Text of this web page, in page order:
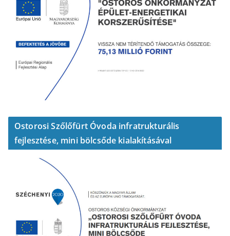
Ostorosi Szőlőfürt Óvoda infratrukturális
fejlesztése, mini bölcsőde kialakításával